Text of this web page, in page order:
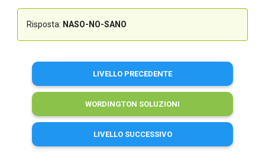
Risposta: NASO-NO-SANO
LIVELLO PRECEDENTE
WORDINGTON SOLUZIONI
LIVELLO SUCCESSIVO